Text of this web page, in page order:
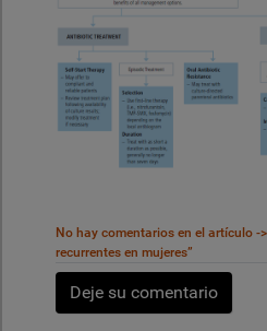
No hay comentarios en el artículo -
recurrentes en mujeres”
Deje su comentario